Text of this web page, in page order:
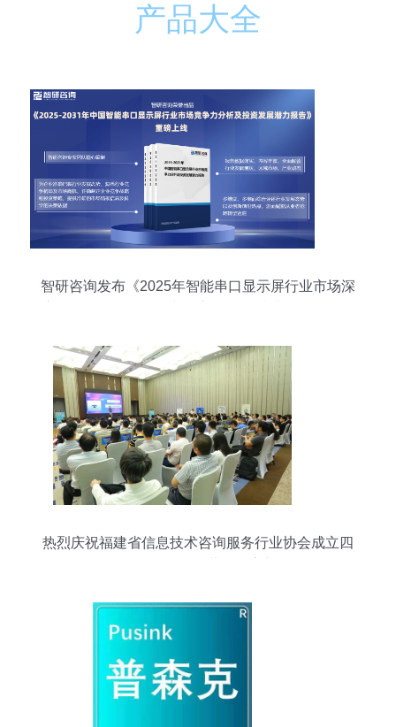
产品大全
智研咨询发布《2025年智能串口显示屏行业市场深
热烈庆祝福建省信息技术咨询服务行业协会成立四